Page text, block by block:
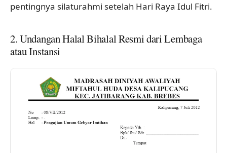
pentingnya silaturahmi setelah Hari Raya Idul Fitri.
2. Undangan Halal Bihalal Resmi dari Lembaga
atau Instansi